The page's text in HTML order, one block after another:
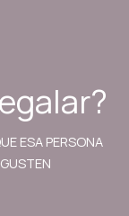
ESA PERSONA